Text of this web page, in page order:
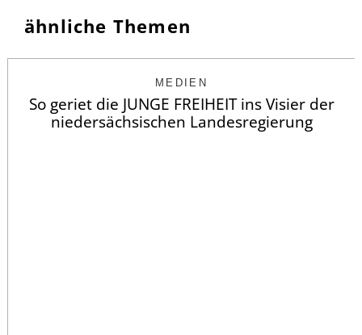
ähnliche Themen
MEDIEN
So geriet die JUNGE FREIHEIT ins Visier der
niedersächsischen Landesregierung